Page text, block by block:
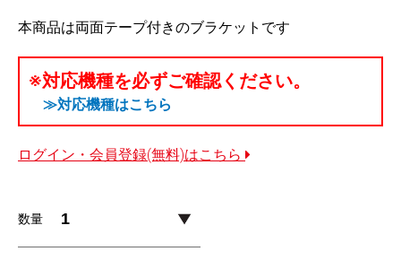
本商品は両面テープ付きのブラケットです
※対応機種を必ずご確認ください。
≫対応機種はこちら
ログイン・会員登録(無料)はこちら
数量